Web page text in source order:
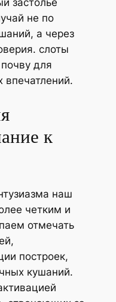
застолье
не по
а через
слоты
для
впечатлений.
к
наш
четким и
отмечать
построек,
кушаний.